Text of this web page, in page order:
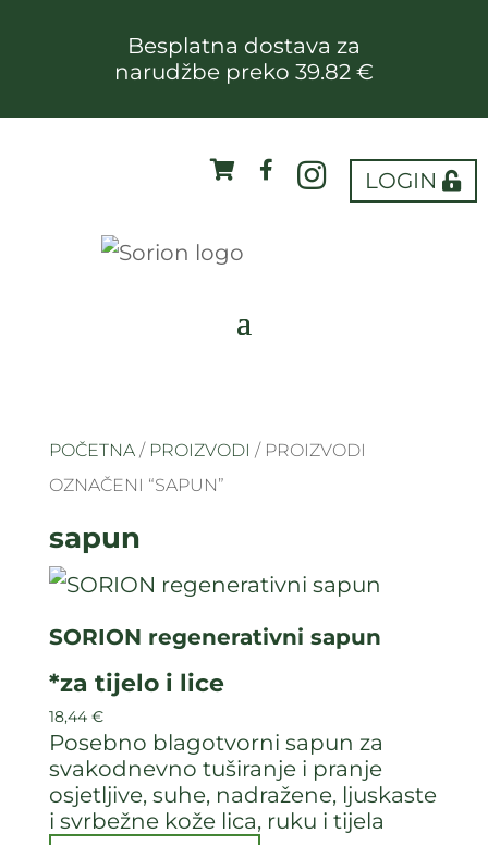
Besplatna dostava za
narudžbe preko 39.82 €
LOGIN
POČETNA/ PROIZVODI / PROIZVODI
OZNAČENI “SAPUN”
sapun
SORION regenerativni sapun
*za tijelo i lice
18,44 €
Posebno blagotvorni sapun za
svakodnevno tuširanje i pranje
osjetljive, suhe, nadražene, ljuskaste
i svrbežne kože lica, ruku i tijela